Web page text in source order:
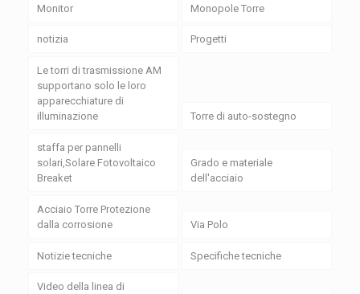
Monitor
Monopole Torre
notizia Progetti
Le torri di trasmissione AM
supportano solo le loro
apparecchiature di
illuminazione
Torre di auto-sostegno
staffa per pannelli
solari,Solare Fotovoltaico
Breaket
Grado e materiale
dell'acciaio
Acciaio Torre Protezione
dalla corrosione
Via Polo
Notizie tecniche Specifiche tecniche
Video della linea di